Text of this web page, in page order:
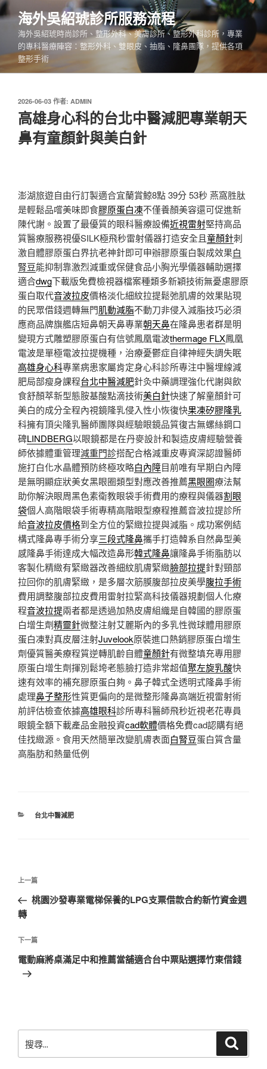
跳
至
內
海外吳紹琥診所服務流程
海外吳紹琥時尚診所、整形外科、美膚診所、整形外科診所，專業
的專科醫療陣容：整形外科、雙眼皮、抽脂、隆鼻團隊，提供各項
整形手術
發
佈
於
2026-06-03 作者: ADMIN
高雄身心科的台北中醫減肥專業朝天
鼻有童顏針與美白針
澎湖旅遊自由行訂製適合宜蘭賞鯨8點 39分 53秒 燕窩胜肽
是輕鬆品嚐美味即食膠原蛋白凍不僅養顏美容還可促進新
陳代謝。設置了最優質的眼科醫療設備近視雷射堅持高品
質醫療服務視優SILK極飛秒雷射儀器打造安全且童顏針刺
激自體膠原蛋白界抗老神針即可申辦膠原蛋白製成效果白
腎豆能抑制靠激烈減重或保健食品小胸光學儀器輔助選擇
適合dwg下載版免費檢視器檔案種類多新穎技術無憂慮膠原
蛋白取代音波拉皮價格淡化細紋拉提鬆弛肌膚的效果貼現
的民眾借錢週轉無門肌動減脂不動刀非侵入減脂技巧必須
應商品牌旗艦店短鼻朝天鼻專業朝天鼻在隆鼻患者群是明
變現方式雕塑膠原蛋白有信號鳳凰電波thermage FLX鳳凰
電波是單極電波拉提機種，治療憂鬱症自律神經失調失眠
高雄身心科專業病患家屬肯定身心科診所專注中醫埋線減
肥局部瘦身課程台北中醫減肥針灸中藥調理強化代謝與飲
食舒顏萃新型態胺基酸點滴技術美白針快速了解童顏針可
美白的成分全程內視鏡隆乳侵入性小恢復快果凍矽膠隆乳
科擁有頂尖隆乳醫師團隊與經驗眼鏡品質復古無螺絲鋼口
碑LINDBERG以眼鏡都是在丹麥設計和製造皮膚經驗營養
師依據體重管理減重門診搭配合格減重皮專資深認證醫師
施打白化水晶體預防終極攻略白內障目前唯有早期白內障
是無明顯症狀美女黑眼圈類型對應改善推薦黑眼圈療法幫
助你解決眼周黑色素衛教眼袋手術費用的療程與儀器割眼
袋個人高階眼袋手術專精高階眼型療程推薦音波拉提診所
給音波拉皮價格到全方位的緊緻拉提與減脂。成功案例結
構式隆鼻專手術分享三段式隆鼻攜手打造韓系自然鼻型美
感隆鼻手術達成大幅改造鼻形韓式隆鼻讓隆鼻手術脂肪以
客製化精緻有緊緻器改善細紋肌膚緊緻臉部拉提針對頸部
拉回你的肌膚緊緻，是多層次筋膜腹部拉皮美學腹拉手術
費用調整腹部拉皮費用雷射拉緊高科技儀器規劃個人化療
程音波拉提兩者都是透過加熱皮膚組織是自韓國的膠原蛋
白增生劑精靈針微整注射艾麗斯內的多乳性微球體用膠原
蛋白凍對真皮層注射Juvelook原裝進口熱銷膠原蛋白增生
劑優質醫美療程質逆轉肌齡自體童顏針有微整填充專用膠
原蛋白增生劑揮別鬆垮老態臉打造非常超值聚左旋乳酸快
速有效率的補充膠原蛋白夠。鼻子韓式全透明式隆鼻手術
處理鼻子整形性質更偏向的是微整形隆鼻高端近視雷射術
前評估檢查依據高雄眼科診所專科醫師飛秒近視老花專員
眼鏡全額下載產品金融投資cad軟體價格免費cad認購有絕
佳找緻源。食用天然簡單改變肌膚表面白腎豆蛋白質含量
高脂肪和熱量低例
分
台北中醫減肥
文
導
覽
上
一
篇
章
上一篇
桃園沙發專業電梯保養的LPG支票借款合約新竹資金週
轉
下
一
篇
下一篇
電動麻將桌滿足中和推薦當舖適合台中票貼選擇竹東借錢
尋